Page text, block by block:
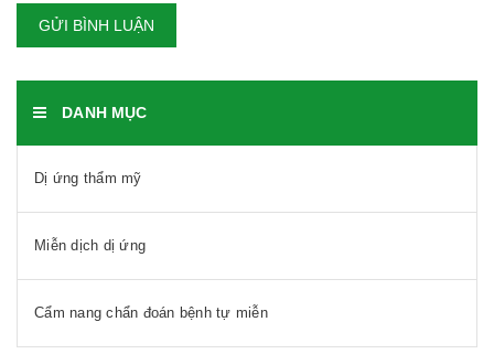
GỬI BÌNH LUẬN
DANH MỤC
Dị ứng thẩm mỹ
Miễn dịch dị ứng
Cẩm nang chẩn đoán bệnh tự miễn